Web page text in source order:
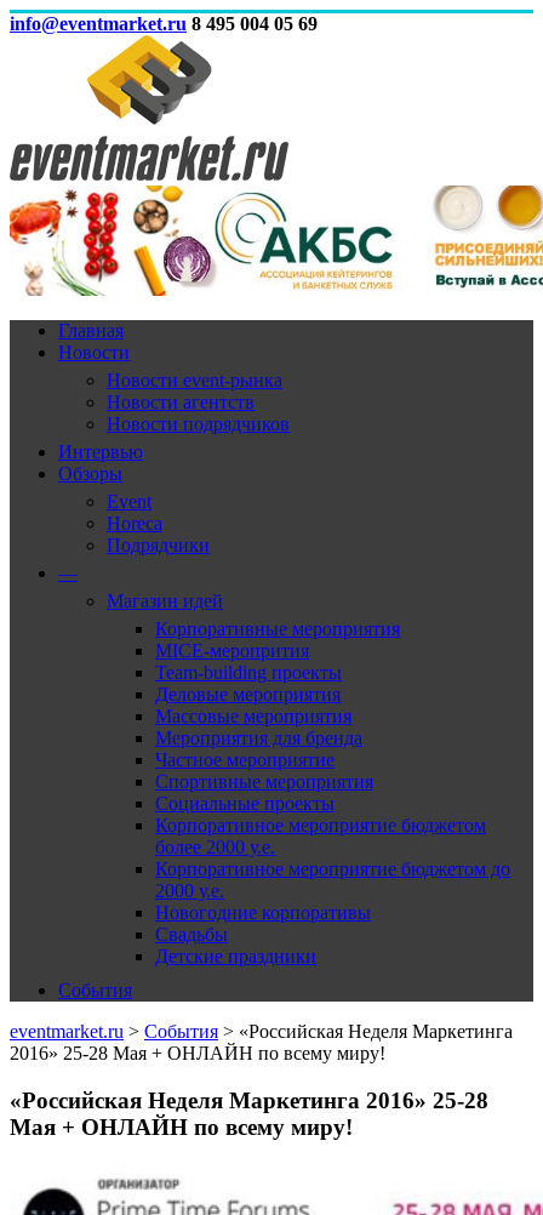
info@eventmarket.ru 8 495 004 05 69
Главная
Новости
Новости event-рынка
Новости агентств
Новости подрядчиков
Интервью
Обзоры
Event
Horeca
Подрядчики
—
Магазин идей
Корпоративные мероприятия
MICE-меропрития
Team-building проекты
Деловые мероприятия
Массовые мероприятия
Мероприятия для бренда
Частное мероприятие
Спортивные мероприятия
Социальные проекты
Корпоративное мероприятие бюджетом
более 2000 у.е.
Корпоративное мероприятие бюджетом до
2000 у.е.
Новогодние корпоративы
Свадьбы
Детские праздники
События
eventmarket.ru > События > «Российская Неделя Маркетинга
2016» 25-28 Мая + ОНЛАЙН по всему миру!
«Российская Неделя Маркетинга 2016» 25-28
Мая + ОНЛАЙН по всему миру!